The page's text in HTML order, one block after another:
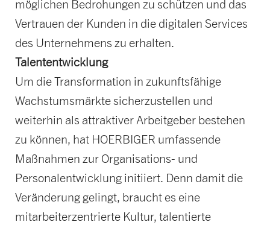
möglichen Bedrohungen zu schützen und das
Vertrauen der Kunden in die digitalen Services
des Unternehmens zu erhalten.
Talententwicklung
Um die Transformation in zukunftsfähige
Wachstumsmärkte sicherzustellen und
weiterhin als attraktiver Arbeitgeber bestehen
zu können, hat HOERBIGER umfassende
Maßnahmen zur Organisations- und
Personalentwicklung initiiert. Denn damit die
Veränderung gelingt, braucht es eine
mitarbeiterzentrierte Kultur, talentierte